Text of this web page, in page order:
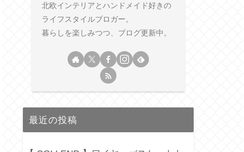
北欧インテリアとハンドメイド好きの
ライフスタイルブロガー。
暮らしを楽しみつつ、ブログ更新中。
最近の投稿